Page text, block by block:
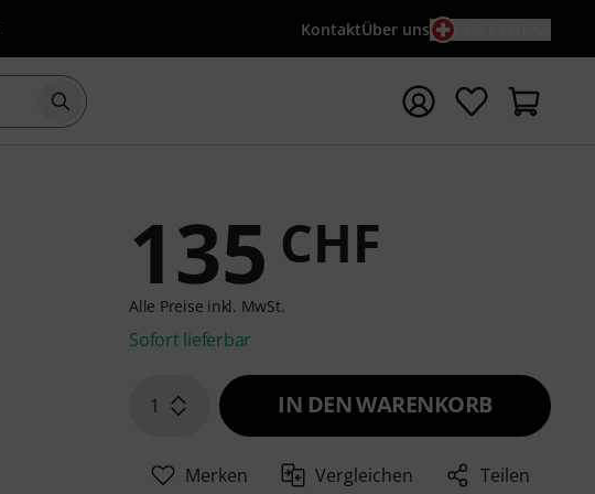
KontaktÜber uns
Suche mit Suchwort {searchTerm} starten
135 CHF
Alle Preise inkl. MwSt.
Sofort lieferbar
1 IN DEN WARENKORB
Merken Vergleichen Teilen